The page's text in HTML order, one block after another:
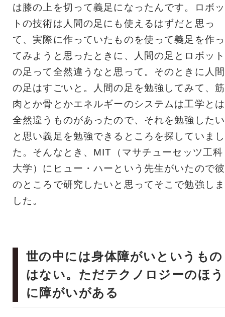
は膝の上を切って義足になったんです。ロボッ
トの技術は人間の足にも使えるはずだと思っ
て、実際に作っていたものを使って義足を作っ
てみようと思ったときに、人間の足とロボット
の足って全然違うなと思って。そのときに人間
の足はすごいと。人間の足を勉強してみて、筋
肉とか骨とかエネルギーのシステムは工学とは
全然違うものがあったので、それを勉強したい
と思い義足を勉強できるところを探していまし
た。そんなとき、MIT（マサチューセッツ工科
大学）にヒュー・ハーという先生がいたので彼
のところで研究したいと思ってそこで勉強しま
した。
世の中には身体障がいというもの
はない。ただテクノロジーのほう
に障がいがある